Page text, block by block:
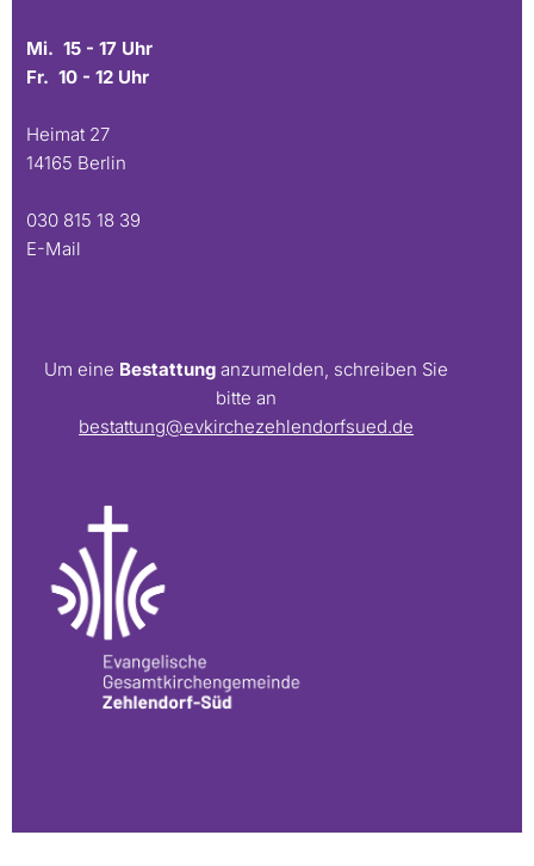
Mi. 15 - 17 Uhr
Fr. 10 - 12 Uhr
Heimat 27
14165 Berlin
030 815 18 39
E-Mail
Um eine Bestattung anzumelden, schreiben Sie
bitte an
bestattung@evkirchezehlendorfsued.de